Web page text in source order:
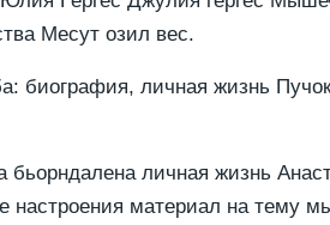
Месут озил вес.
биография, личная жизнь
бьорндалена личная жизнь
настроения материал на тему